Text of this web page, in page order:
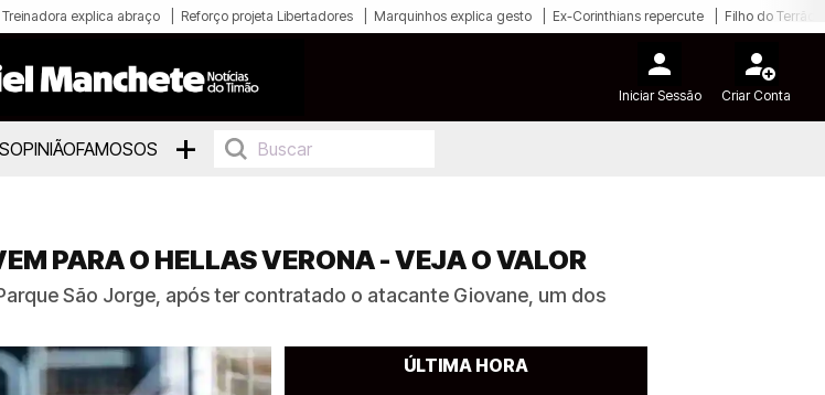
Treinadora explica abraço Reforço projeta Libertadores Marquinhos explica gesto Ex-Corinthians repercute Filho do Terrão
Iniciar Sessão Criar Conta
OPINIÃOFAMOSOS +
PARA O HELLAS VERONA - VEJA O VALOR
São Jorge, após ter contratado o atacante Giovane, um dos
ÚLTIMA HORA